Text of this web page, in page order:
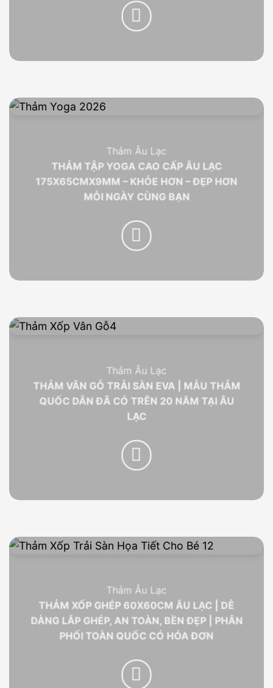
Thảm Âu Lạc
THẢM TẬP YOGA CAO CẤP ÂU LẠC
175X65CMX9MM – KHỎE HƠN – ĐẸP HƠN
MỖI NGÀY CÙNG BẠN
Thảm Âu Lạc
THẢM VÂN GỖ TRẢI SÀN EVA | MẪU THẢM
QUỐC DÂN ĐÃ CÓ TRÊN 20 NĂM TẠI ÂU
LẠC
Thảm Âu Lạc
THẢM XỐP GHÉP 60X60CM ÂU LẠC | DỄ
DÀNG LẮP GHÉP, AN TOÀN, BỀN ĐẸP | PHÂN
PHỐI TOÀN QUỐC CÓ HÓA ĐƠN